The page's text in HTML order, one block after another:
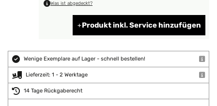
Was ist abgedeckt?
Produkt inkl. Service hinzufügen
Wenige Exemplare auf Lager - schnell bestellen!
Lieferzeit: 1 - 2 Werktage
14 Tage Rückgaberecht